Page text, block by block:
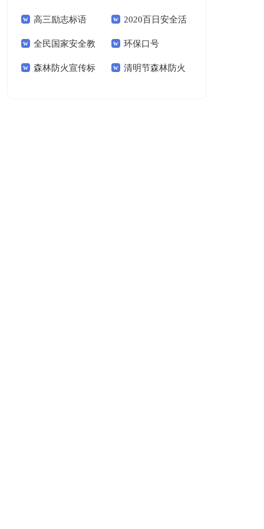
高三励志标语 2020百日安全活
动标语
全民国家安全教
育日主题宣传标语
环保口号
森林防火宣传标 清明节森林防火